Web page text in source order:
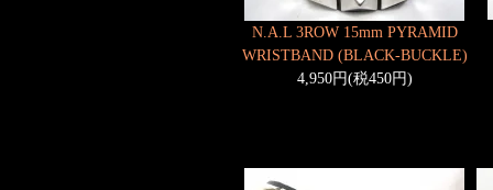
N.A.L 3ROW 15mm PYRAMID
WRISTBAND (BLACK-BUCKLE)
4,950円(税450円)